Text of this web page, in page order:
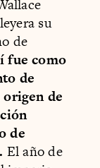
su
de
fue como
de
de
de
El año de